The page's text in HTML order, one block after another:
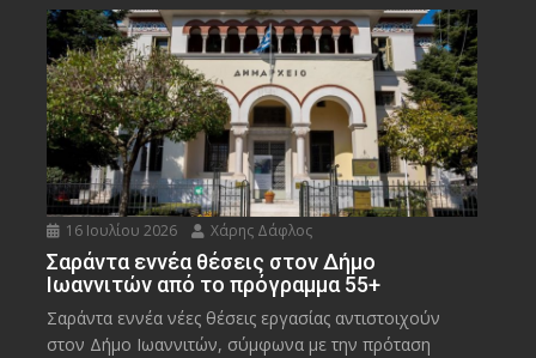
16 Ιουλίου 2026 Χάρης Δάφλος
Σαράντα εννέα θέσεις στον Δήμο
Ιωαννιτών από το πρόγραμμα 55+
Σαράντα εννέα νέες θέσεις εργασίας αντιστοιχούν
στον Δήμο Ιωαννιτών, σύμφωνα με την πρόταση